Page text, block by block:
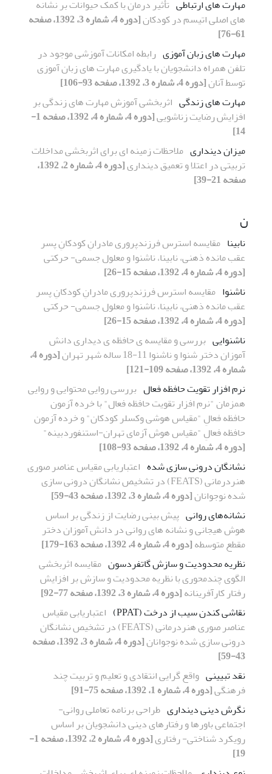
مهارت های ارتباطی تأثیر درمان با کمک حیوانات بر نشانه
های اصلی اتیسم در کودکان
[دوره 4، شماره 3، 1392، صفحه
61-76]
مهارت های زبان آموزی رابطه امکانات آموزشی موجود در
تلفن همراه دانشجویان با یادگیری مهارت های زبان آموزی
توسط آنان[دوره 4، شماره 3، 1392، صفحه 93-106]
مهارت های زندگی اثربخشی آموزش مهارت های زندگی بر
افزایش رضایت زناشویی
[دوره 4، شماره 4، 1392، صفحه 1-
14]
میزان دینداری ملاحظات زمینه ای برای اثربخشی مداخلات
تربیتی در اعتلا و تعمیق دینداری
[دوره 4، شماره 2، 1392،
صفحه 21-39]
ن
نابینا مقایسه استرس فرزندپروری مادرانِ کودکانِ پسر
عقب مانده ذهنی، نابینا، ناشنوا و معلول جسمی- حرکتی
[دوره 4، شماره 4، 1392، صفحه 15-26]
ناشنوا مقایسه استرس فرزندپروری مادرانِ کودکانِ پسر
عقب مانده ذهنی، نابینا، ناشنوا و معلول جسمی- حرکتی
[دوره 4، شماره 4، 1392، صفحه 15-26]
ناشنوایی بررسی و مقایسه ی حافظه ی دیداری دانش
آموزان دختر شنوا و ناشنوا 11-18 ساله شهر تهران
[دوره 4،
شماره 4، 1392، صفحه 109-121]
نرم افزار تقویت حافظه فعال بررسی روایی محتوایی و روایی
همزمان "نرم افزار تقویت حافظه فعال" با خرده آزمون
حافظه فعالِ "مقیاس هوشی وکسلر کودکان" و خرده آزمون‌
حافظه فعالِ "مقیاس هوش آزمای تهران-استنفوردبینه"
[دوره 4، شماره 4، 1392، صفحه 93-108]
نشانگان درونی ‌سازی‌ شده اعتباریابی مقیاس عناصر صوری
هنردرمانی (FEATS) در تشخیص نشانگان درونی‌ سازی‌
شده نوجوانان[دوره 4، شماره 3، 1392، صفحه 43-59]
نشانه‌های روانی پیش بینی رضایت از زندگی بر اساس
هوش هیجانی و نشانه های روانی در دانش آموزان دختر
مقطع متوسطه[دوره 4، شماره 4، 1392، صفحه 163-179]
نظریه محدودیت و سازش گاتفردسون مقایسه اثربخشی
الگوی چندمحوری با نظریه محدودیت و سازش بر افزایش
رفتار کارآفرینانه[دوره 4، شماره 3، 1392، صفحه 77-92]
نقاشی کندن سیب از درخت (PPAT)
اعتباریابی مقیاس
عناصر صوری هنردرمانی (FEATS) در تشخیص نشانگان
درونی‌ سازی‌ شده نوجوانان
[دوره 4، شماره 3، 1392، صفحه
43-59]
نقد تبیینی واقع گرایی انتقادی و تعلیم و تربیت چند
فرهنگی[دوره 4، شماره 1، 1392، صفحه 75-91]
نگرش دینی دینداری طراحی برنامه‌ تعاملی روانی-
اجتماعی باورها و رفتارهای دینی دانشجویان بر اساس
رویکرد شناختی- رفتاری
[دوره 4، شماره 2، 1392، صفحه 1-
19]